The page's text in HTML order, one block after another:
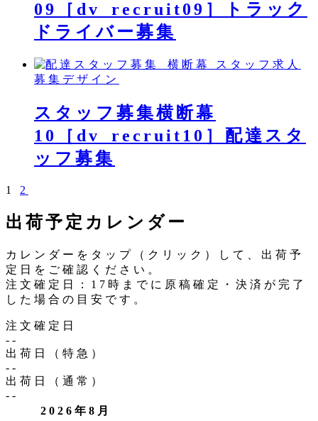
09［dv_recruit09］トラック
ドライバー募集
スタッフ求人
募集デザイン
スタッフ募集横断幕
10［dv_recruit10］配達スタ
ッフ募集
投
稿
ペ
ー
ジ
送
り
1 2
出荷予定カレンダー
カレンダーをタップ（クリック）して、出荷予
定日をご確認ください。
注文確定日：17時までに原稿確定・決済が完了
した場合の目安です。
注文確定日
--
出荷日（特急）
--
出荷日（通常）
--
2026年8月